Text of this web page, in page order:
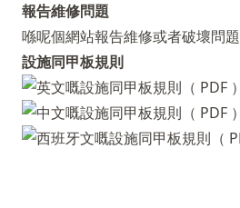
報告維修問題
喺呢個網站報告維修或者破壞問題
設施同甲板規則